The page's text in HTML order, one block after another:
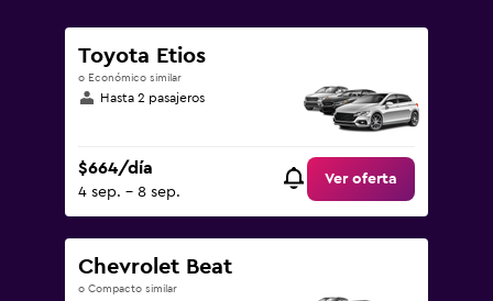
Toyota Etios
o Económico similar
Hasta 2 pasajeros
$664/día
4 sep. - 8 sep.
Ver oferta
Chevrolet Beat
o Compacto similar